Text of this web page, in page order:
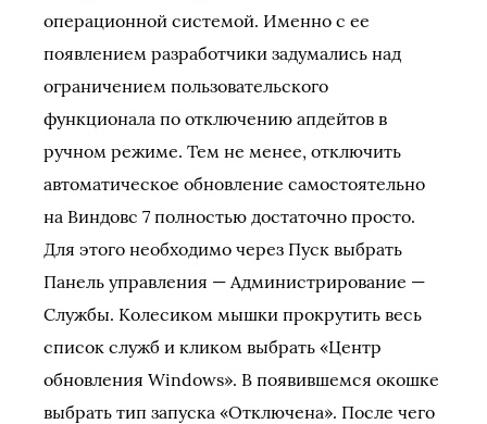
операционной системой. Именно с ее
появлением разработчики задумались над
ограничением пользовательского
функционала по отключению апдейтов в
ручном режиме. Тем не менее, отключить
автоматическое обновление самостоятельно
на Виндовс 7 полностью достаточно просто.
Для этого необходимо через Пуск выбрать
Панель управления — Администрирование —
Службы. Колесиком мышки прокрутить весь
список служб и кликом выбрать «Центр
обновления Windows». В появившемся окошке
выбрать тип запуска «Отключена». После чего